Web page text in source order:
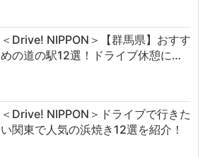
＜Drive! NIPPON＞【群馬県】おすす
めの道の駅12選！ドライブ休憩に…
＜Drive! NIPPON＞ドライブで行きた
い関東で人気の浜焼き12選を紹介！